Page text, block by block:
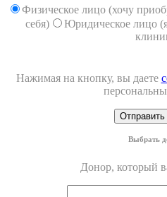
Физическое лицо (хочу
себя)
Юридическое лицо
Нажимая на кнопку, вы даете
Выбрать
Донор, который